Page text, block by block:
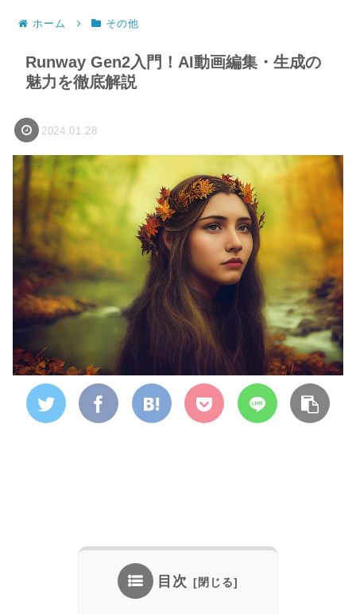
ホーム その他
Runway Gen2入門！AI動画編集・生成の
魅力を徹底解説
2024.01.28
目次